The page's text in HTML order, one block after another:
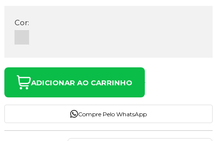
Cor:
ADICIONAR AO CARRINHO
Compre Pelo WhatsApp